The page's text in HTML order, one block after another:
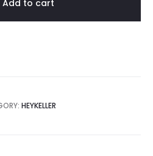
Add to cart
HEYKELLER